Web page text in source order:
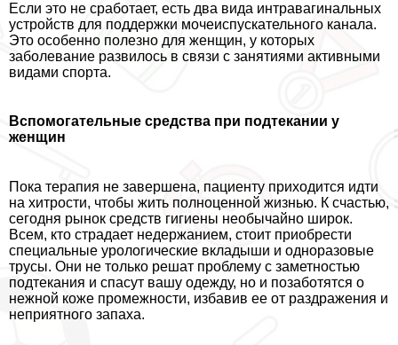
Если это не сработает, есть два вида интравaгинальных
устройств для поддержки мочеиспускательного канала.
Это особенно полезно для женщин, у которых
заболевание развилось в связи с занятиями активными
видами спорта.
Вспомогательные средства при подтекании у
женщин
Пока терапия не завершена, пациенту приходится идти
на хитрости, чтобы жить полноценной жизнью. К счастью,
сегодня рынок средств гигиены необычайно широк.
Всем, кто страдает недержанием, стоит приобрести
специальные урологические вкладыши и одноразовые
трусы. Они не только решат проблему с заметностью
подтекания и спасут вашу одежду, но и позаботятся о
нежной коже промежности, избавив ее от раздражения и
неприятного запаха.